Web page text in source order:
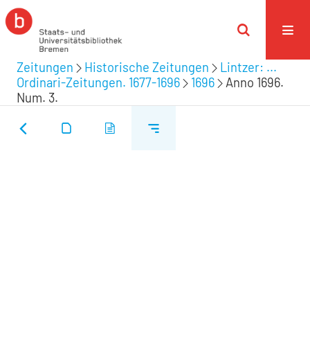
Zeitungen Historische Zeitungen
Lintzer: ...
Ordinari-Zeitungen. 1677-1696
1696
Anno 1696.
Num. 3.